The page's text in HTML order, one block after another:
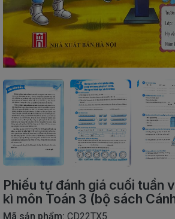
-
TẶNG
-
ĐỒ
CHƠI
THIẾT
-
STEM
Phiếu tự đánh giá cuối tuần
kì môn Toán 3 (bộ sách
Mã sản phẩm: CD22TX5